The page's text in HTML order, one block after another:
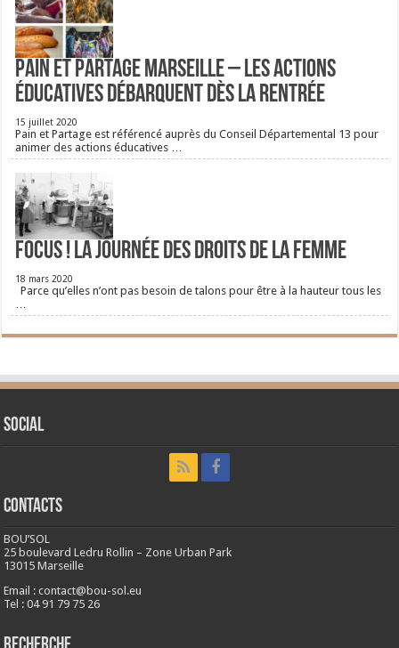
Pain et Partage Marseille – Les actions
éducatives débarquent dès la rentrée
15 juillet 2020
Pain et Partage est référencé auprès du Conseil Départemental 13 pour
animer des actions éducatives …
FOCUS ! La journée des droits de la femme
18 mars 2020
Parce qu’elles n’ont pas besoin de talons pour être à la hauteur tous les
Social
CONTACTS
BOU’SOL
25 boulevard Ledru Rollin – Zone Urban Park
13015 Marseille
Email : contact@bou-sol.eu
Tel : 04 91 79 75 26